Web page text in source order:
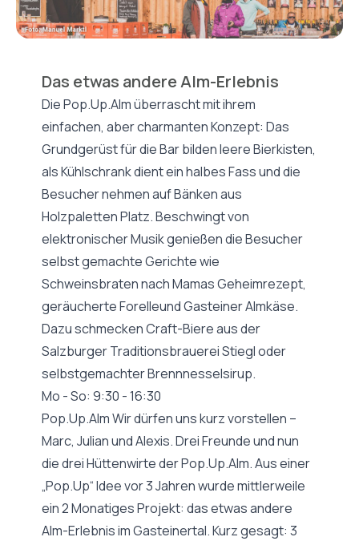
Das etwas andere Alm-Erlebnis
Die Pop.Up.Alm überrascht mit ihrem
einfachen, aber charmanten Konzept: Das
Grundgerüst für die Bar bilden leere Bierkisten,
als Kühlschrank dient ein halbes Fass und die
Besucher nehmen auf Bänken aus
Holzpaletten Platz. Beschwingt von
elektronischer Musik genießen die Besucher
selbst gemachte Gerichte wie
Schweinsbraten nach Mamas Geheimrezept,
geräucherte Forelleund Gasteiner Almkäse.
Dazu schmecken Craft-Biere aus der
Salzburger Traditionsbrauerei Stiegl oder
selbstgemachter Brennnesselsirup.
Mo - So: 9:30 - 16:30
Pop.Up.Alm Wir dürfen uns kurz vorstellen –
Marc, Julian und Alexis. Drei Freunde und nun
die drei Hüttenwirte der Pop.Up.Alm. Aus einer
„Pop.Up“ Idee vor 3 Jahren wurde mittlerweile
ein 2 Monatiges Projekt: das etwas andere
Alm-Erlebnis im Gasteinertal. Kurz gesagt: 3